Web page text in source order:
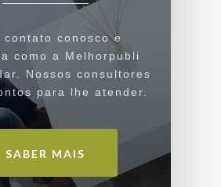
como terminar
contato conosco e
como a Melhorpubli
Nossos consultores
para lhe atender.
SABER MAIS